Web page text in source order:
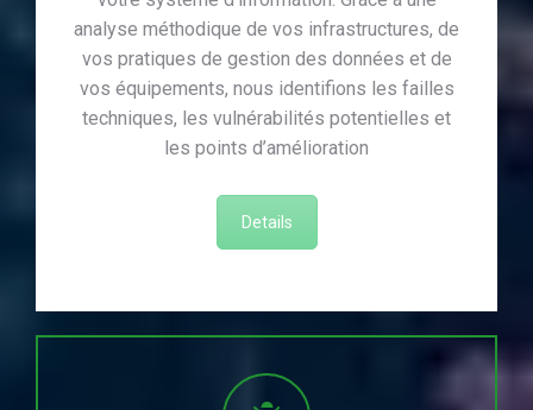
analyse méthodique de vos infrastructures, de
vos pratiques de gestion des données et de
vos équipements, nous identifions les failles
techniques, les vulnérabilités potentielles et
les points d’amélioration
Details